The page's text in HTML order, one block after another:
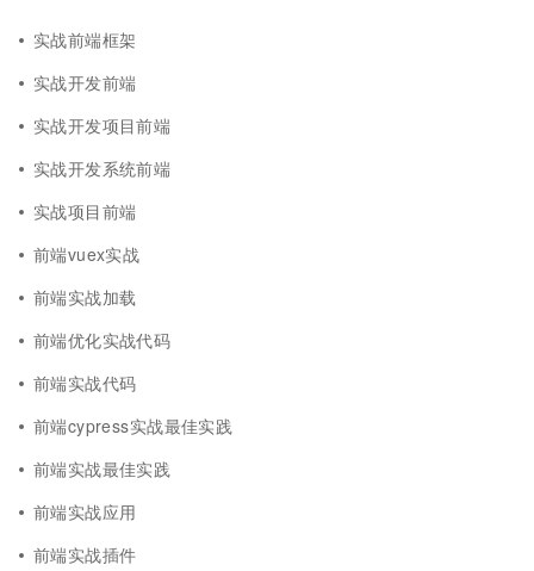
实战前端框架
实战开发前端
实战开发项目前端
实战开发系统前端
实战项目前端
前端vuex实战
前端实战加载
前端优化实战代码
前端实战代码
前端cypress实战最佳实践
前端实战最佳实践
前端实战应用
前端实战插件